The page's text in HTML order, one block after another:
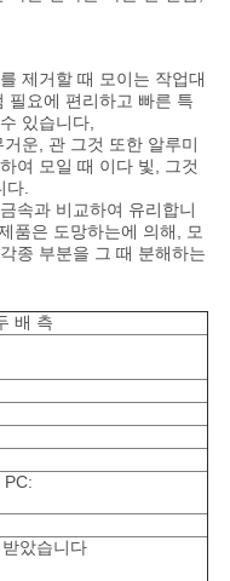
제거할 때 모이는 작업대
필요에 편리하고 빠른 특
있습니다,
운, 관 그것 또한 알루미
여 모일 때 이다 빛, 그것
다.
속과 비교하여 유리합니
품은 도망하는에 의해, 모
종 부분을 그 때 분해하는
배 측
았습니다